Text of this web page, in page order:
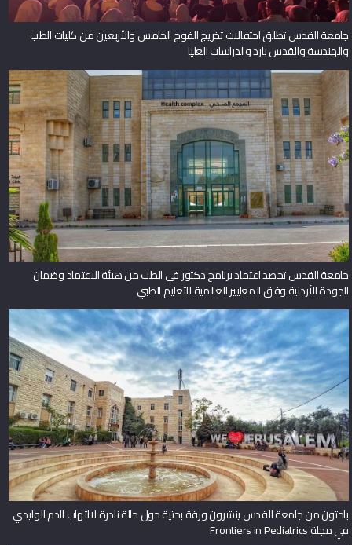
جامعة القدس تطلق احتفالات تخريج الفوج الخامس والأربعين من كليات الطب
والهندسة والقدس بارد والدراسات العليا
جامعة القدس تحصد اعتماد برنامج دكتور في الطب من هيئة الاعتماد وضمان
الجودة الأردنية وفق المعايير العالمية للتعليم الطبي
باحثون من جامعة القدس ينشرون ورقة بحثية حول حالة نادرة لالتهاب الدم الوليدي
في مجلة Frontiers in Pediatrics